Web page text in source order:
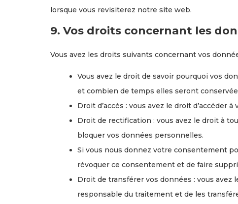
lorsque vous revisiterez notre site web.
9. Vos droits concernant les
Vous avez les droits suivants concernant vos
Vous avez le droit de savoir pourquoi vos
et combien de temps elles seront
Droit d’accès : vous avez le droit d’accéder
Droit de rectification : vous avez le droit à
bloquer vos données personnelles.
Si vous nous donnez votre consentement
révoquer ce consentement et de faire
Droit de transférer vos données : vous
responsable du traitement et de les